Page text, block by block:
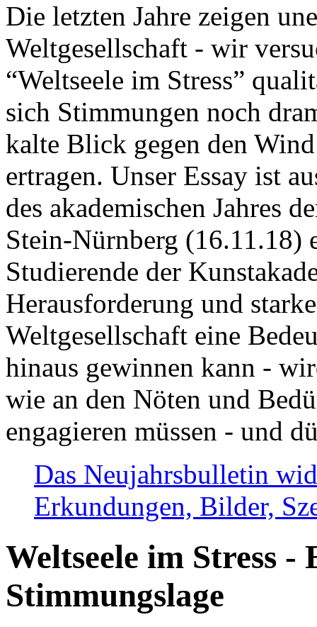
Die letzten Jahre zeigen
Weltgesellschaft - wir
“Weltseele im Stress”
sich Stimmungen noch
kalte Blick gegen den
ertragen. Unser Essay ist
des akademischen Jahres
Stein-Nürnberg (16.11.18)
Studierende der
Herausforderung und
Weltgesellschaft eine
hinaus gewinnen kann -
wie an den Nöten und
engagieren müssen - und
Das Neujahrsbulletin
Erkundungen, Bilder,
Weltseele im Stress -
Stimmungslage